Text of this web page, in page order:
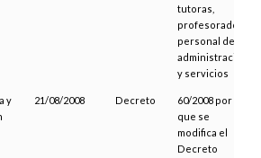
tutoras,
profesorado y
personal de
administración
y servicios
y
21/08/2008 Decreto
60/2008 por el
que se
modifica el
Decreto